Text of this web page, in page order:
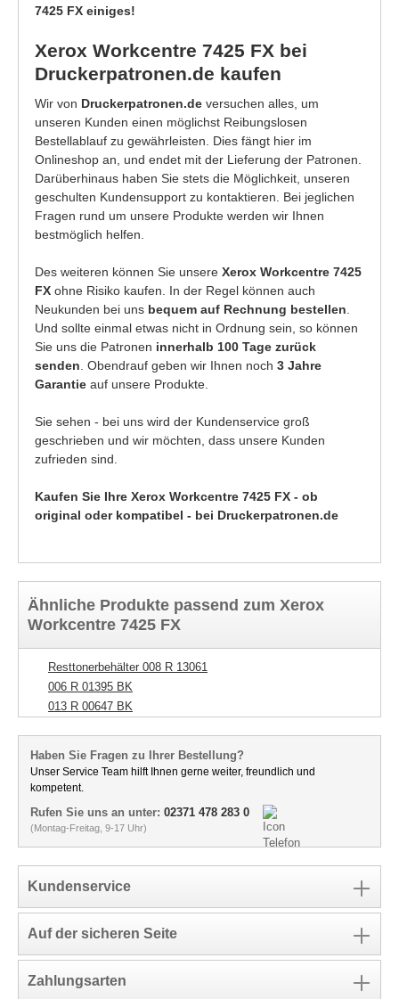
7425 FX einiges!
Xerox Workcentre 7425 FX bei
Druckerpatronen.de kaufen
Wir von Druckerpatronen.de versuchen alles, um
unseren Kunden einen möglichst Reibungslosen
Bestellablauf zu gewährleisten. Dies fängt hier im
Onlineshop an, und endet mit der Lieferung der Patronen.
Darüberhinaus haben Sie stets die Möglichkeit, unseren
geschulten Kundensupport zu kontaktieren. Bei jeglichen
Fragen rund um unsere Produkte werden wir Ihnen
bestmöglich helfen.
Des weiteren können Sie unsere Xerox Workcentre 7425
FX ohne Risiko kaufen. In der Regel können auch
Neukunden bei uns bequem auf Rechnung bestellen
Und sollte einmal etwas nicht in Ordnung sein, so können
Sie uns die Patronen innerhalb 100 Tage zurück
senden . Obendrauf geben wir Ihnen noch 3 Jahre
Garantie auf unsere Produkte.
Sie sehen - bei uns wird der Kundenservice groß
geschrieben und wir möchten, dass unsere Kunden
zufrieden sind.
Kaufen Sie Ihre Xerox Workcentre 7425 FX - ob
original oder kompatibel - bei Druckerpatronen.de
Ähnliche Produkte passend zum Xerox
Workcentre 7425 FX
Resttonerbehälter 008 R 13061
006 R 01395 BK
013 R 00647 BK
Haben Sie Fragen zu Ihrer Bestellung?
Unser Service Team hilft Ihnen gerne weiter, freundlich und
kompetent.
Rufen Sie uns an unter: 02371 478 283 0
(Montag-Freitag, 9-17 Uhr)
Kundenservice
Auf der sicheren Seite
Zahlungsarten